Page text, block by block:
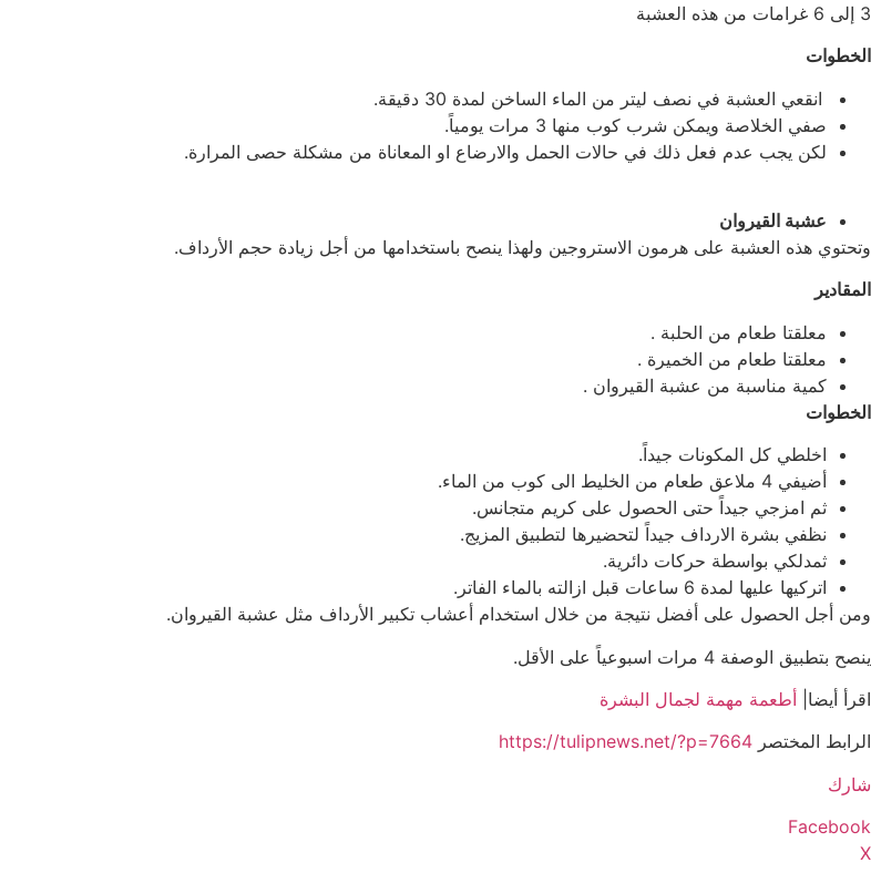
3 إلى 6 غرامات من هذه العشبة
الخطوات
انقعي العشبة في نصف ليتر من الماء الساخن لمدة 30 دقيقة.
صفي الخلاصة ويمكن شرب كوب منها 3 مرات يومياً.
لكن يجب عدم فعل ذلك في حالات الحمل والارضاع او المعاناة من مشكلة حصى المرارة.
عشبة القيروان
وتحتوي هذه العشبة على هرمون الاستروجين ولهذا ينصح باستخدامها من أجل زيادة حجم الأرداف.
المقادير
معلقتا طعام من الحلبة .
معلقتا طعام من الخميرة .
كمية مناسبة من عشبة القيروان .
الخطوات
اخلطي كل المكونات جيداً.
أضيفي 4 ملاعق طعام من الخليط الى كوب من الماء.
ثم امزجي جيداً حتى الحصول على كريم متجانس.
نظفي بشرة الارداف جيداً لتحضيرها لتطبيق المزيج.
ثمدلكي بواسطة حركات دائرية.
اتركيها عليها لمدة 6 ساعات قبل ازالته بالماء الفاتر.
ومن أجل الحصول على أفضل نتيجة من خلال استخدام أعشاب تكبير الأرداف مثل عشبة القيروان.
ينصح بتطبيق الوصفة 4 مرات اسبوعياً على الأقل.
اقرأ أيضا| أطعمة مهمة لجمال البشرة
الرابط المختصر https://tulipnews.net/?p=7664
شارك
Facebook
X